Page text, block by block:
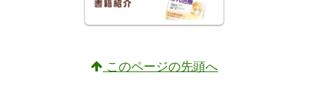
このページの先頭へ